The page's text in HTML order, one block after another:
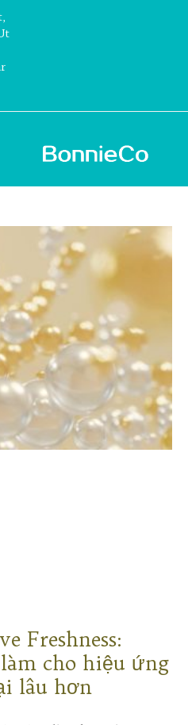
Freshness:
cho hiệu ứng
lâu hơn